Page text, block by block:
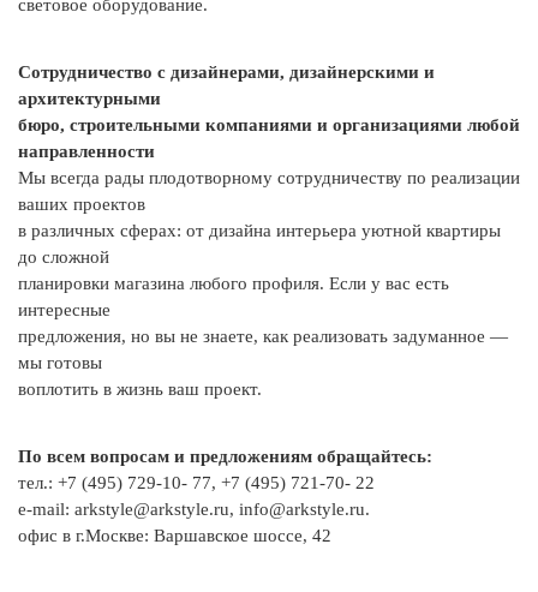
световое оборудование.
Сотрудничество с дизайнерами, дизайнерскими и
архитектурными
бюро, строительными компаниями и организациями любой
направленности
Мы всегда рады плодотворному сотрудничеству по реализации
ваших проектов
в различных сферах: от дизайна интерьера уютной квартиры
до сложной
планировки магазина любого профиля. Если у вас есть
интересные
предложения, но вы не знаете, как реализовать задуманное —
мы готовы
воплотить в жизнь ваш проект.
По всем вопросам и предложениям обращайтесь:
тел.: +7 (495) 729-10- 77, +7 (495) 721-70- 22
e-mail: arkstyle@arkstyle.ru, info@arkstyle.ru.
офис в г.Москве: Варшавское шоссе, 42